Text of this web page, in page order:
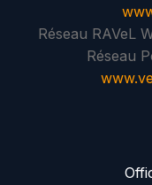
Réseau RAVeL
Réseau